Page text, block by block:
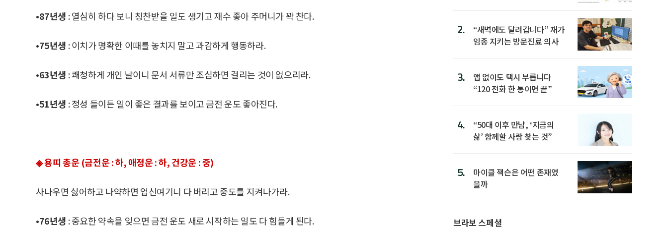
•87년생 : 열심히 하다 보니 칭찬받을 일도 생기고 재수 좋아 주머니가 꽉 찬다.
•75년생 : 이치가 명확한 이때를 놓치지 말고 과감하게 행동하라.
•63년생 : 쾌청하게 개인 날이니 문서 서류만 조심하면 걸리는 것이 없으리라.
•51년생 : 정성 들이든 일이 좋은 결과를 보이고 금전 운도 좋아진다.
◈ 용띠 총운 (금전운 : 하, 애정운 : 하, 건강운 : 중)
사나우면 싫어하고 나약하면 업신여기니 다 버리고 중도를 지켜나가라.
•76년생 : 중요한 약속을 잊으면 금전 운도 새로 시작하는 일도 다 힘들게 된다.
2.
“새벽에도 달려갑니다” 재가
임종 지키는 방문진료 의사
3.
앱 없이도 택시 부릅니다
“120 전화 한 통이면 끝”
4.
“50대 이후 만남, ‘지금의
삶’ 함께할 사람 찾는 것”
5.
마이클 잭슨은 어떤 존재였
을까
브라보 스페셜